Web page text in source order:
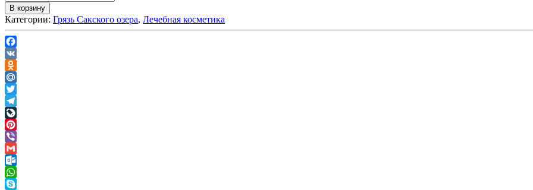
В корзину
Категории: Грязь Сакского озера, Лечебная косметика
Facebook
VK
Odnoklassniki
Mail.Ru
Twitter
Telegram
LiveJournal
Pinterest
Viber
Gmail
Outlook.com
WhatsApp